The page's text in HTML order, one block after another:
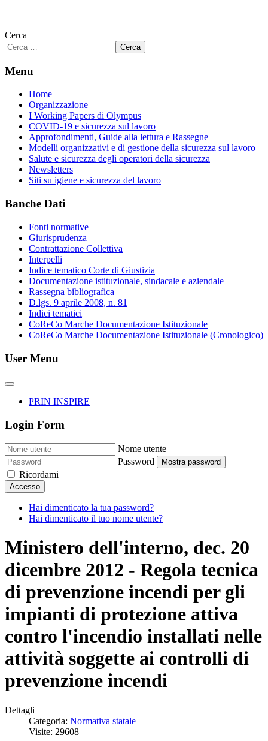
Cerca
Cerca
Menu
Home
Organizzazione
I Working Papers di Olympus
COVID-19 e sicurezza sul lavoro
Approfondimenti, Guide alla lettura e Rassegne
Modelli organizzativi e di gestione della sicurezza sul lavoro
Salute e sicurezza degli operatori della sicurezza
Newsletters
Siti su igiene e sicurezza del lavoro
Banche Dati
Fonti normative
Giurisprudenza
Contrattazione Collettiva
Interpelli
Indice tematico Corte di Giustizia
Documentazione istituzionale, sindacale e aziendale
Rassegna bibliografica
D.lgs. 9 aprile 2008, n. 81
Indici tematici
CoReCo Marche Documentazione Istituzionale
CoReCo Marche Documentazione Istituzionale (Cronologico)
User Menu
PRIN INSPIRE
Login Form
Nome utente
Password
Mostra password
Ricordami
Accesso
Hai dimenticato la tua password?
Hai dimenticato il tuo nome utente?
Ministero dell'interno, dec. 20
dicembre 2012 - Regola tecnica
di prevenzione incendi per gli
impianti di protezione attiva
contro l'incendio installati nelle
attività soggette ai controlli di
prevenzione incendi
Dettagli
Categoria: Normativa statale
Visite: 29608